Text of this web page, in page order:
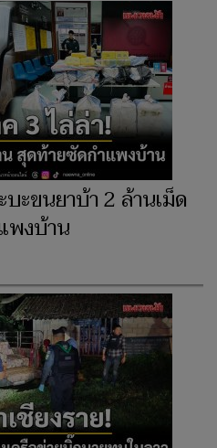
บะขนยาบ้า 2 ล้านเม็ด
พงบ้าน